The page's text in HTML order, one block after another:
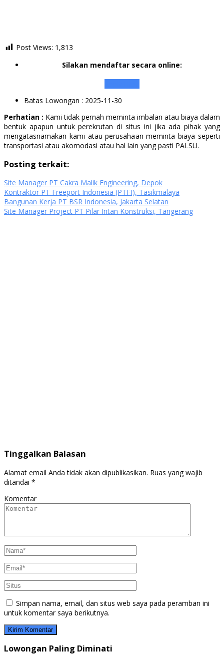
Post Views: 1,813
Silakan mendaftar secara online:
Batas Lowongan : 2025-11-30
Perhatian : Kami tidak pernah meminta imbalan atau biaya dalam
bentuk apapun untuk perekrutan di situs ini jika ada pihak yang
mengatasnamakan kami atau perusahaan meminta biaya seperti
transportasi atau akomodasi atau hal lain yang pasti PALSU.
Posting terkait:
Site Manager PT Cakra Malik Engineering, Depok
Kontraktor PT Freeport Indonesia (PTFI), Tasikmalaya
Bangunan Kerja PT BSR Indonesia, Jakarta Selatan
Site Manager Project PT Pilar Intan Konstruksi, Tangerang
Tinggalkan Balasan
Alamat email Anda tidak akan dipublikasikan. Ruas yang wajib
ditandai *
Komentar
Simpan nama, email, dan situs web saya pada peramban ini
untuk komentar saya berikutnya.
Lowongan Paling Diminati